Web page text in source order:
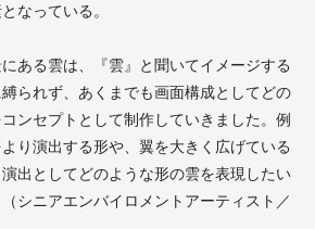
なっている。
にある雲は、『雲』と聞いてイメージする
られず、あくまでも画面構成としてどの
ンセプトとして制作していきました。例
り演出する形や、翼を大きく広げている
出としてどのような形の雲を表現したい
シニアエンバイロメントアーティスト／